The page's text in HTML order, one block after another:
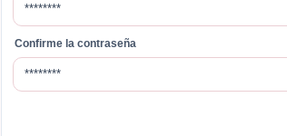
********
Confirme la contraseña
********